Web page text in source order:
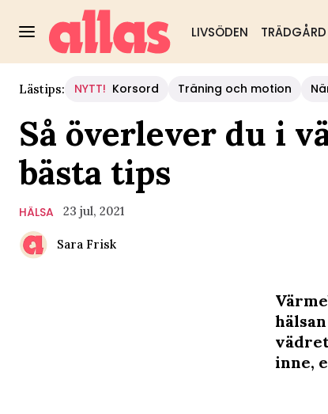
LIVSÖDEN TRÄDGÅRD
Lästips: NYTT! Korsord Träning och motion
Så överlever du i
bästa tips
HÄLSA 23 jul, 2021
Sara Frisk
inne,